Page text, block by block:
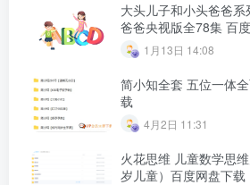
大头儿子和小头爸爸
爸爸央视版全78集 百
1月13日 14:08
简小知全套 五位一体
载
4月2日 11:31
火花思维 儿童数学思
岁儿童）百度网盘下载